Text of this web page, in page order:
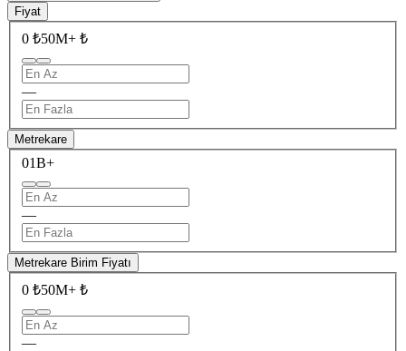
Fiyat
0 ₺50M+ ₺
—
Metrekare
01B+
—
Metrekare Birim Fiyatı
0 ₺50M+ ₺
—